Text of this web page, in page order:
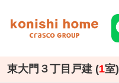
東大門３丁目戸建 (1室)